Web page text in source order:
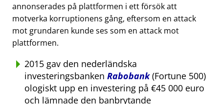
annonserades på plattformen i ett försök att
motverka korruptionens gång, eftersom en attack
mot grundaren kunde ses som en attack mot
plattformen.
2015 gav den nederländska
investeringsbanken Rabobank(Fortune 500)
ologiskt upp en investering på €45 000 euro
och lämnade den banbrytande